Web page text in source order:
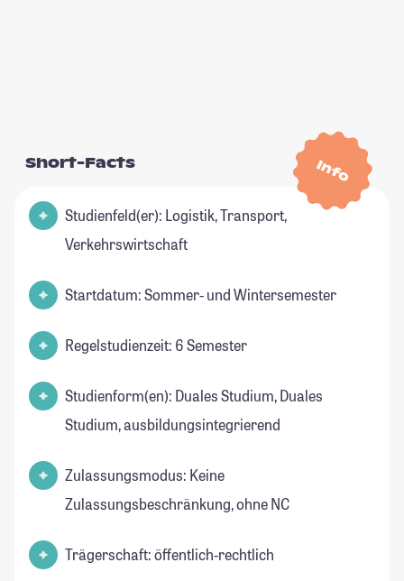
Info
Short-Facts
Studienfeld(er): Logistik, Transport,
Verkehrswirtschaft
Startdatum: Sommer- und Wintersemester
Regelstudienzeit: 6 Semester
Studienform(en): Duales Studium, Duales
Studium, ausbildungsintegrierend
Zulassungsmodus: Keine
Zulassungsbeschränkung, ohne NC
Trägerschaft: öffentlich-rechtlich